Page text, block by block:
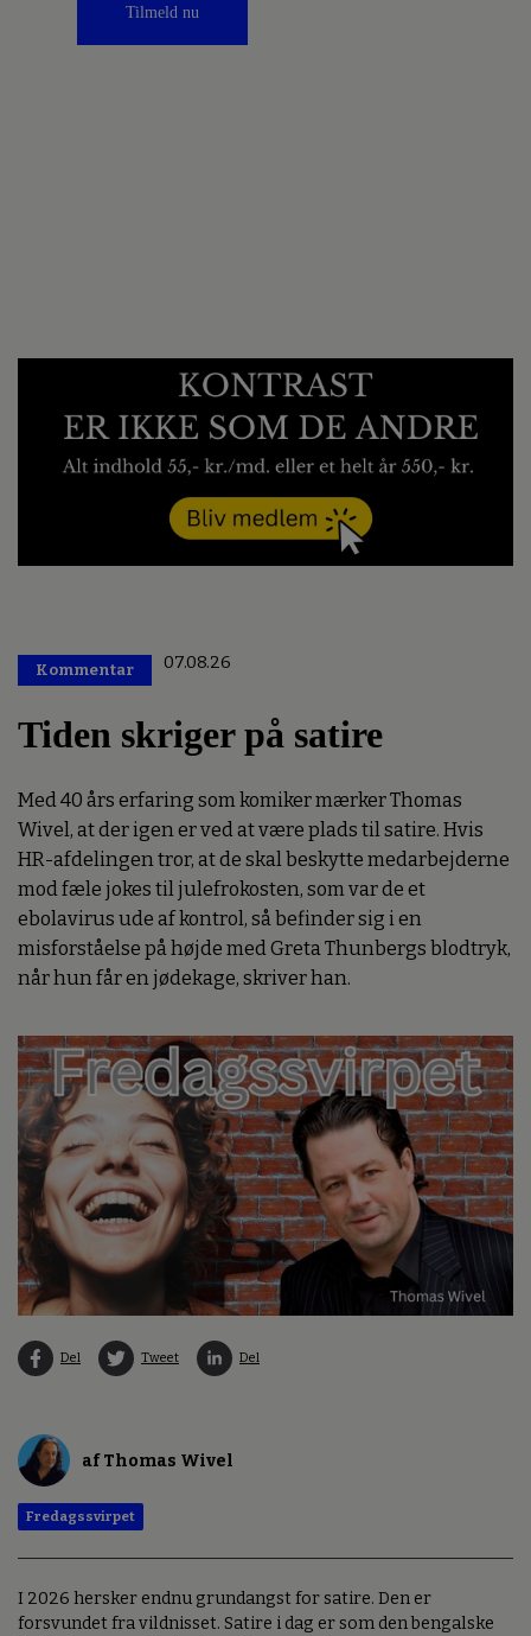
Tilmeld nu
Kommentar 07.08.26
Tiden skriger på satire
Med 40 års erfaring som komiker mærker Thomas
Wivel, at der igen er ved at være plads til satire. Hvis
HR-afdelingen tror, at de skal beskytte medarbejderne
mod fæle jokes til julefrokosten, som var de et
ebolavirus ude af kontrol, så befinder sig i en
misforståelse på højde med Greta Thunbergs blodtryk,
når hun får en jødekage, skriver han.
Del Tweet Del
af Thomas Wivel
Fredagssvirpet
I 2026 hersker endnu grundangst for satire. Den er
forsvundet fra vildnisset. Satire i dag er som den bengalske